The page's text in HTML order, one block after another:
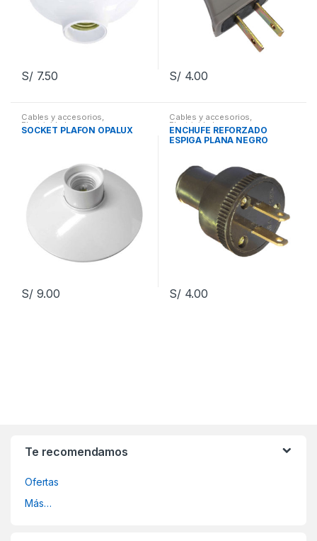
S/7.50 S/4.00
Cables y accesorios,
Electricidad
SOCKET PLAFON OPALUX
S/9.00
Cables y accesorios,
Electricidad
ENCHUFE REFORZADO
ESPIGA PLANA NEGRO
S/4.00
Te recomendamos
Ofertas
Más…